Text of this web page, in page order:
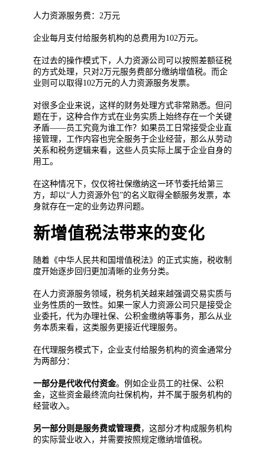
人力资源服务费：2万元
企业每月支付给服务机构的总费用为102万元。
在过去的操作模式下，人力资源公司可以按照差额征税
的方式处理，只对2万元服务费部分缴纳增值税。而企
业则可以取得102万元的人力资源服务发票。
对很多企业来说，这样的财务处理方式非常熟悉。但问
题在于，这种合作方式在业务实质上始终存在一个关键
矛盾——员工究竟为谁工作？如果员工日常接受企业直
接管理，工作内容也完全服务于企业经营，那么从劳动
关系和税务逻辑来看，这些人员实际上属于企业自身的
用工。
在这种情况下，仅仅将社保缴纳这一环节委托给第三
方，却以“人力资源外包”的名义取得全额服务发票，本
身就存在一定的业务边界问题。
新增值税法带来的变化
随着《中华人民共和国增值税法》的正式实施，税收制
度开始逐步回归更加清晰的业务分类。
在人力资源服务领域，税务机关越来越强调交易实质与
业务性质的一致性。如果一家人力资源公司只是接受企
业委托，代为办理社保、公积金缴纳等事务，那么从业
务本质来看，这类服务更接近代理服务。
在代理服务模式下，企业支付给服务机构的资金通常分
为两部分：
一部分是代收代付资金。例如企业员工的社保、公积
金，这些资金最终流向社保机构，并不属于服务机构的
经营收入。
另一部分则是服务费或管理费，这部分才构成服务机构
的实际营业收入，并需要按照规定缴纳增值税。